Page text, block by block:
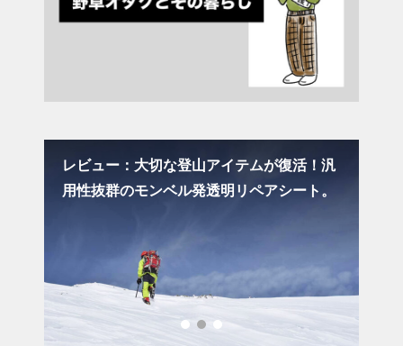
レビュー：大切な登山アイテムが復活！汎
用性抜群のモンベル発透明リペアシート。